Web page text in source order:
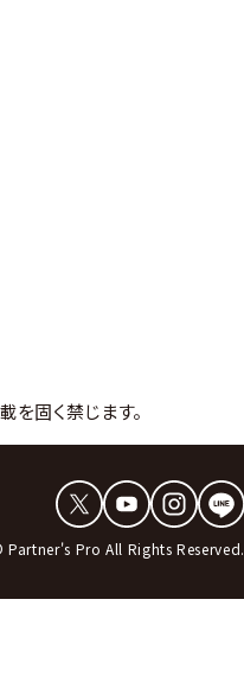
固く禁じます。
Partner's Pro All Rights Reserved.